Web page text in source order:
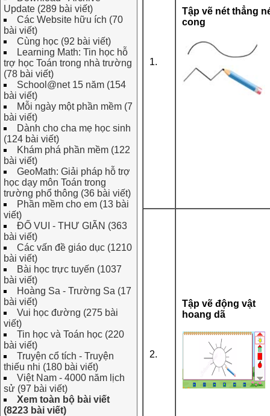
Update (289 bài viết)
Các Website hữu ích (70
bài viết)
Cùng học (92 bài viết)
Learning Math: Tin học hỗ
trợ học Toán trong nhà trường
(78 bài viết)
School@net 15 năm (154
bài viết)
Mỗi ngày một phần mềm (7
bài viết)
Dành cho cha mẹ học sinh
(124 bài viết)
Khám phá phần mềm (122
bài viết)
GeoMath: Giải pháp hỗ trợ
học dạy môn Toán trong
trường phổ thông (36 bài viết)
Phần mềm cho em (13 bài
viết)
ĐỐ VUI - THƯ GIÃN (363
bài viết)
Các vấn đề giáo dục (1210
bài viết)
Bài học trực tuyến (1037
bài viết)
Hoàng Sa - Trường Sa (17
bài viết)
Vui học đường (275 bài
viết)
Tin học và Toán học (220
bài viết)
Truyện cổ tích - Truyện
thiếu nhi (180 bài viết)
Việt Nam - 4000 năm lịch
sử (97 bài viết)
Xem toàn bộ bài viết
(8223 bài viết)
1.
Tập vẽ nét thẳng
cong
2.
Tập vẽ động vật
hoang dã